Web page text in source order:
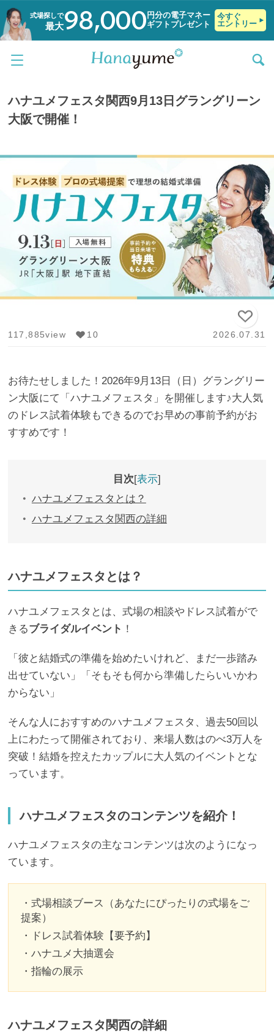
式場探しで
最大98,000 円分の電子マネー
ギフトプレゼント
今すぐ
エントリー
ハナユメフェスタ関西9月13日グラングリーン
大阪で開催！
117,885view 10 2026.07.31
お待たせしました！2026年9月13日（日）グラングリー
ン大阪にて「ハナユメフェスタ」を開催します♪大人気
のドレス試着体験もできるのでお早めの事前予約がお
すすめです！
目次 表示
ハナユメフェスタとは？
ハナユメフェスタ関西の詳細
ハナユメフェスタとは？
ハナユメフェスタとは、式場の相談やドレス試着がで
きるブライダルイベント ！
「彼と結婚式の準備を始めたいけれど、まだ一歩踏み
出せていない」「 そもそも何から準備したらいいかわ
からない」
そんな人におすすめのハナユメフェスタ、過去50回以
上にわたって開催されており、来場人数はのべ3万人を
突破！結婚を控えたカップルに大人気のイベントとな
っています。
ハナユメフェスタのコンテンツを紹介！
ハナユメフェスタの主なコンテンツは次のようになっ
ています。
・式場相談ブース（あなたにぴったりの式場をご
提案）
・ドレス試着体験【要予約】
・ハナユメ大抽選会
・指輪の展示
ハナユメフェスタ関西の詳細